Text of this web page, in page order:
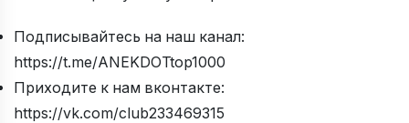
Подписывайтесь на наш канал:
https://t.me/ANEKDOTtop1000
Приходите к нам вконтакте:
https://vk.com/club233469315